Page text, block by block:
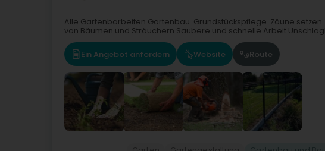
Alle Gartenbarbeiten.Gartenbau. Grundstückspflege. Zäune
von Bäumen und Sträuchern.Saubere und schnelle
Ein Angebot anfordern Website Route